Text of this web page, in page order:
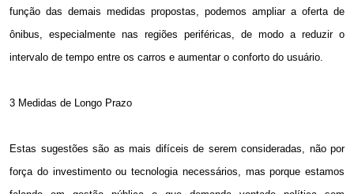
função das demais medidas propostas, podemos ampliar a oferta de
ônibus, especialmente nas regiões periféricas, de modo a reduzir o
intervalo de tempo entre os carros e aumentar o conforto do usuário.
3 Medidas de Longo Prazo
Estas sugestões são as mais difíceis de serem consideradas, não por
força do investimento ou tecnologia necessários, mas porque estamos